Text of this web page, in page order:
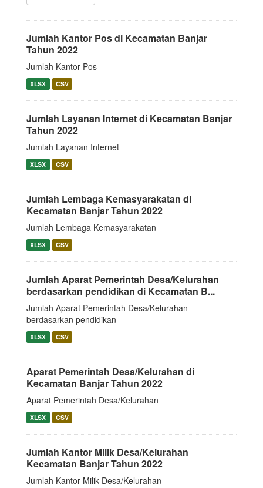
Jumlah Kantor Pos di Kecamatan Banjar
Tahun 2022
Jumlah Kantor Pos
XLSX CSV
Jumlah Layanan Internet di Kecamatan Banjar
Tahun 2022
Jumlah Layanan Internet
XLSX CSV
Jumlah Lembaga Kemasyarakatan di
Kecamatan Banjar Tahun 2022
Jumlah Lembaga Kemasyarakatan
XLSX CSV
Jumlah Aparat Pemerintah Desa/Kelurahan
berdasarkan pendidikan di Kecamatan B...
Jumlah Aparat Pemerintah Desa/Kelurahan
berdasarkan pendidikan
XLSX CSV
Aparat Pemerintah Desa/Kelurahan di
Kecamatan Banjar Tahun 2022
Aparat Pemerintah Desa/Kelurahan
XLSX CSV
Jumlah Kantor Milik Desa/Kelurahan
Kecamatan Banjar Tahun 2022
Jumlah Kantor Milik Desa/Kelurahan